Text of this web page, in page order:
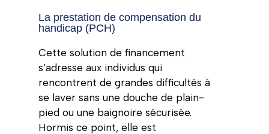
La prestation de compensation du
handicap (PCH)
Cette solution de financement
s’adresse aux individus qui
rencontrent de grandes difficultés à
se laver sans une douche de plain-
pied ou une baignoire sécurisée.
Hormis ce point, elle est